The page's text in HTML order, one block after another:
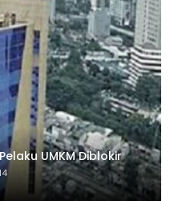
UMKM Diblokir